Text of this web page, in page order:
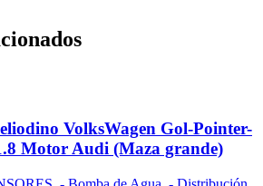
VolksWagen Gol-Pointer-
Motor Audi (Maza grande)